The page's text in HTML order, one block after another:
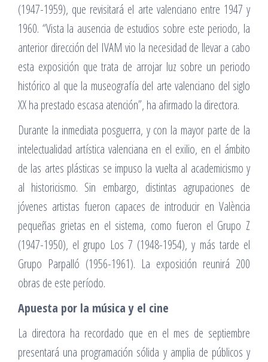
(1947-1959), que revisitará el arte valenciano entre 1947 y
1960. “Vista la ausencia de estudios sobre este periodo, la
anterior dirección del IVAM vio la necesidad de llevar a cabo
esta exposición que trata de arrojar luz sobre un periodo
histórico al que la museografía del arte valenciano del siglo
XX ha prestado escasa atención”, ha afirmado la directora.
Durante la inmediata posguerra, y con la mayor parte de la
intelectualidad artística valenciana en el exilio, en el ámbito
de las artes plásticas se impuso la vuelta al academicismo y
al historicismo. Sin embargo, distintas agrupaciones de
jóvenes artistas fueron capaces de introducir en València
pequeñas grietas en el sistema, como fueron el Grupo Z
(1947-1950), el grupo Los 7 (1948-1954), y más tarde el
Grupo Parpalló (1956-1961). La exposición reunirá 200
obras de este período.
Apuesta por la música y el cine
La directora ha recordado que en el mes de septiembre
presentará una programación sólida y amplia de públicos y